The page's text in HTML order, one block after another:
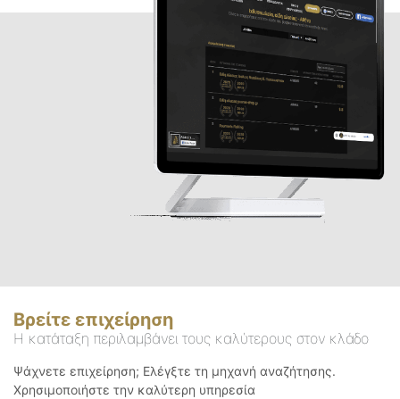
Βρείτε επιχείρηση
Η κατάταξη περιλαμβάνει τους καλύτερους στον κλάδο
Ψάχνετε επιχείρηση; Ελέγξτε τη μηχανή αναζήτησης.
Χρησιμοποιήστε την καλύτερη υπηρεσία